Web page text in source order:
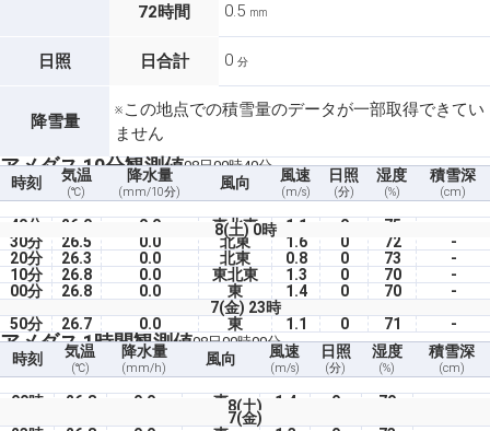
72時間 0.5 mm
日照 日合計 0 分
降雪量
※この地点での積雪量のデータが一部取得できてい
ません
アメダス 10分観測値08日00時40分
時刻 気温
(℃)
降水量
(mm/10分)
風向 風速
(m/s)
日照
(分)
湿度
(%)
積雪深
(cm)
8(土) 0時
40分 26.0 0.0 東北東 1.1 0 75
30分
26.5 0.0 北東 1.6 0 72
-
20分
26.3 0.0 北東 0.8 0 73
-
10分
26.8 0.0 東北東 1.3 0 70
-
00分
26.8 0.0 東 1.4 0 70
-
7(金) 23時
50分
26.7 0.0 東 1.1 0 71 -
アメダス 1時間観測値08日00時00分
時刻 気温
(℃)
降水量
(mm/h)
風向 風速
(m/s)
日照
(分)
湿度
(%)
積雪深
(cm)
8(土)
00時 26.8 0.0 東 1.4 0 70
7(金)